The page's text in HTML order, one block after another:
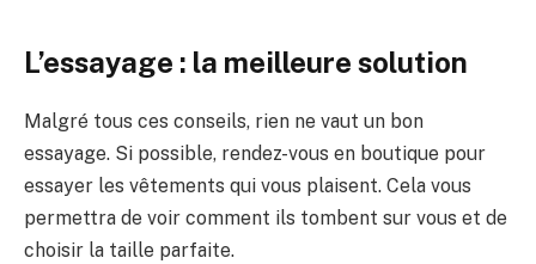
L’essayage : la meilleure solution
Malgré tous ces conseils, rien ne vaut un bon
essayage. Si possible, rendez-vous en boutique pour
essayer les vêtements qui vous plaisent. Cela vous
permettra de voir comment ils tombent sur vous et de
choisir la taille parfaite.